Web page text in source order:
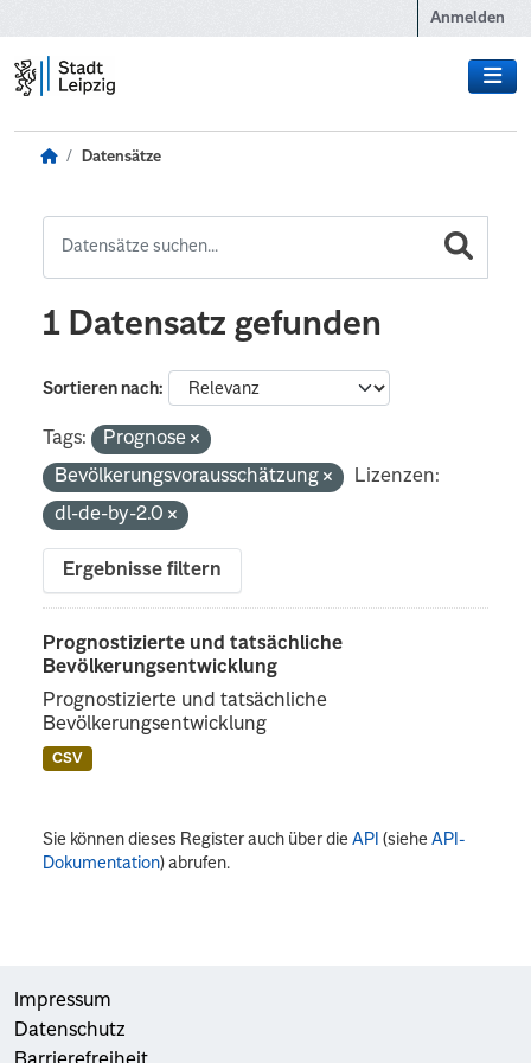
Anmelden
Datensätze
1 Datensatz gefunden
Sortieren nach
Tags:
Prognose
Bevölkerungsvorausschätzung
Lizenzen:
dl-de-by-2.0
Ergebnisse filtern
Prognostizierte und tatsächliche
Bevölkerungsentwicklung
Prognostizierte und tatsächliche
Bevölkerungsentwicklung
CSV
Sie können dieses Register auch über dieAPI (sieheAPI-
Dokumentation) abrufen.
Impressum
Datenschutz